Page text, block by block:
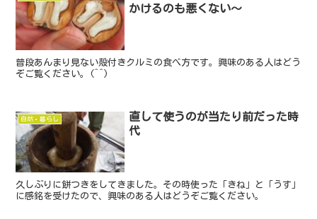
かけるのも悪くない～
普段あんまり見ない殻付きクルミの食べ方です。興味のある人はどう
ぞご覧ください。(^^)
自然・暮らし
直して使うのが当たり前だった時
代
久しぶりに餅つきをしてきました。その時使った「きね」と「うす」
に感銘を受けたので、興味のある人はどうぞご覧ください。